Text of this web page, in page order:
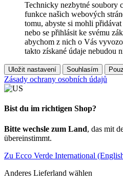
Technicky nezbytné soubory
funkce našich webových
tomu, abyste si mohli
nebo se přihlásit ke svému
abychom z nich o Vás
takto získané údaje nebudou
Uložit nastavení Souhlasím
Zásady ochrany osobních údajů
Bist du im richtigen Shop?
Bitte wechsle zum Land, das mit
übereinstimmt.
Zu Ecco Verde International
Anderes Lieferland wählen